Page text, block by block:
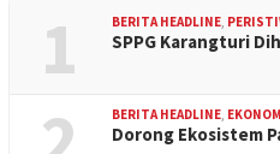
1 BERITA HEADLINE
SPPG Karangturi
BERITA HEADLINE
Dorong Ekosistem